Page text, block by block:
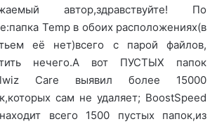
автор,здравствуйте! По
Temp в обоих расположениях(в
её нет)всего с парой файлов,
нечего.А вот ПУСТЫХ папок
Care выявил более 15000
сам не удаляет; BoostSpeed
всего 1500 пустых папок,из